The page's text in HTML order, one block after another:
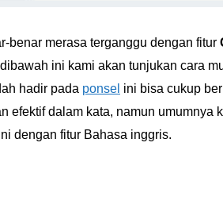
benar merasa terganggu dengan fitur
ini kami akan tunjukan cara
hadir pada ponsel ini bisa cukup
efektif dalam kata, namun
dengan fitur Bahasa inggris.